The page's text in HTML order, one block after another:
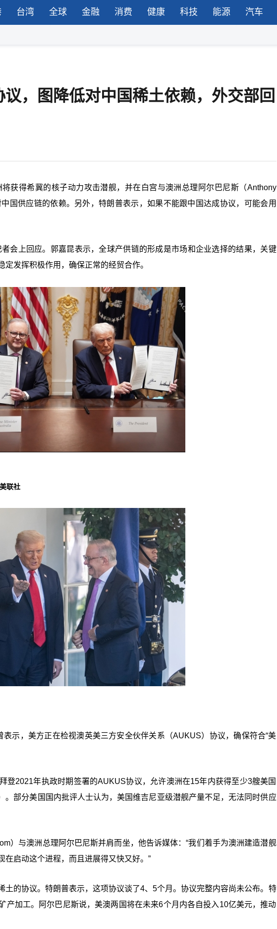
台湾 全球 金融 消费 健康 科技 能源 汽车
，图降低对中国稀土依赖，外交部回
获得希冀的核子动力攻击潜舰，并在白宫与澳洲总理 阿尔巴尼斯 （Anthony
国供应链的依赖。另外，特朗普表示，如果不能跟中国达成协议，可能会用
会上回应。 郭嘉昆表示，全球产供链的形成是市场和企业选择的结果，关键
发挥积极作用，确保正常的经贸合作。
联社
示，美方正在检视澳英美三方安全伙伴关系（AUKUS）协议，确保符合“美
登2021年执政时期签署的AUKUS协议，允许澳洲在15年内获得至少3艘美国
。部分美国国内批评人士认为，美国维吉尼亚级潜舰产量不足，无法同时供应
）与澳洲总理阿尔巴尼斯并肩而坐，他告诉媒体：“我们着手为澳洲建造潜舰
启动这个进程，而且进展得又快又好。”
的协议。 特朗普表示，这项协议谈了4、5个月。协议完整内容尚未公布。特
产加工。阿尔巴尼斯说，美澳两国将在未来6个月内各自投入10亿美元，推动